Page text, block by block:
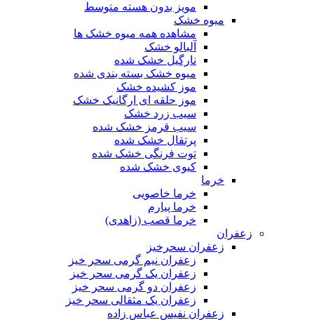
مویز بدون هسته متوسط
میوه خشک
مشاهده همه میوه خشک ها
آلبالو خشک
نارگیل خشک شده
میوه خشک بسته بندی شده
موز کشیده خشک
موز حلقه ای ارگانیک خشک
سیب زرد خشک
سیب قرمز خشک شده
پرتقال خشک شده
توت فرنگی خشک شده
کیوی خشک شده
خرما
خرما خاصویی
خرما پیارم
خرما قصب (زاهدی)
زعفران
زعفران سحرخیز
زعفران نیم گرمی سحر خیز
زعفران یک گرمی سحر خیز
زعفران دو گرمی سحر خیز
زعفران یک مثقالی سحر خیز
زعفران نفیس عباس زاده